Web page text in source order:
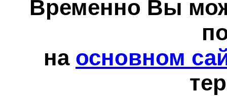
Временно Вы
на основном